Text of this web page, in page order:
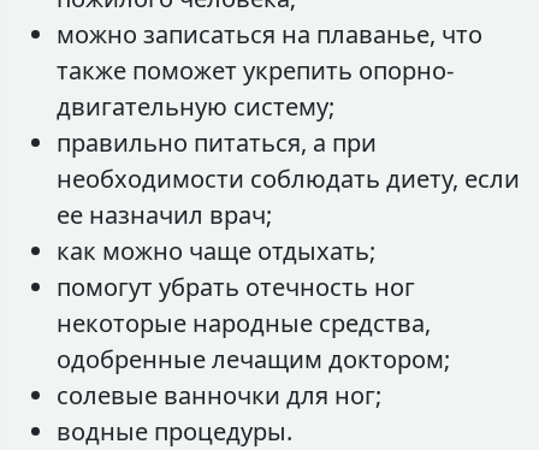
можно записаться на плаванье, что
также поможет укрепить опорно-
двигательную систему;
правильно питаться, а при
необходимости соблюдать диету, если
ее назначил врач;
как можно чаще отдыхать;
помогут убрать отечность ног
некоторые народные средства,
одобренные лечащим доктором;
солевые ванночки для ног;
водные процедуры.